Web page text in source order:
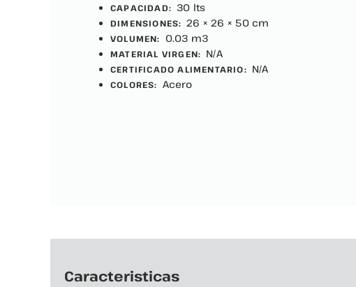
CAPACIDAD: 30 lts
DIMENSIONES: 26 × 26 × 50 cm
VOLUMEN: 0.03 m3
MATERIAL VIRGEN: N/A
CERTIFICADO ALIMENTARIO: N/A
COLORES: Acero
Caracteristicas